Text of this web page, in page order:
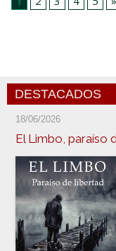
DESTACADOS
18/06/2026
El Limbo, paraíso